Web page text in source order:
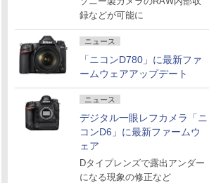
録などが可能に
ニュース
「ニコンD780」に最新ファ
ームウェアアップデート
ニュース
デジタル一眼レフカメラ「ニ
コンD6」に最新ファームウ
ェア
Dタイプレンズで露出アンダー
になる現象の修正など